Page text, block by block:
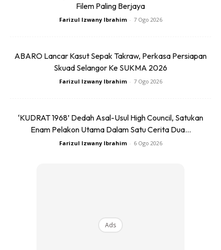
Royal Canin menampilkan produk-produk terpilih yang
“Kami mahu pemilik kucing memahami bahawa penjagaan
kesihatan kucing bukan sekadar memberi makan dan
tempat tinggal.
Ads
Filem Paling Berjaya
Farizul Izwany Ibrahim - 7 Ogo 2026
ABARO Lancar Kasut Sepak Takraw, Perkasa Persiapan
Skuad Selangor Ke SUKMA 2026
Farizul Izwany Ibrahim - 7 Ogo 2026
‘KUDRAT 1968’ Dedah Asal-Usul High Council, Satukan
Enam Pelakon Utama Dalam Satu Cerita Dua...
Farizul Izwany Ibrahim - 6 Ogo 2026
Ads